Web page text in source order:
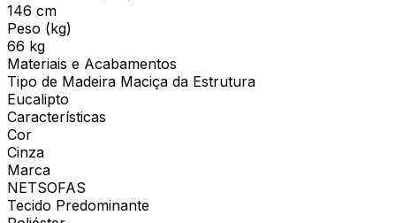
146 cm
Peso (kg)
66 kg
Materiais e Acabamentos
Tipo de Madeira Maciça da Estrutura
Eucalipto
Características
Cor
Cinza
Marca
NETSOFAS
Tecido Predominante